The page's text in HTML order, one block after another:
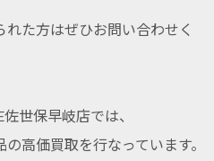
た方はぜひお問い合わせく
世保早岐店では、
高価買取を行なっています。